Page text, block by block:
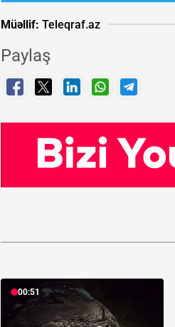
Müəllif: Teleqraf.az
Paylaş
00:51